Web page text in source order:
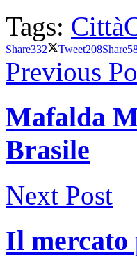
Tags: Città
Share332 Tweet208Share
Previous
Mafalda
Brasile
Next Post
Il mercato